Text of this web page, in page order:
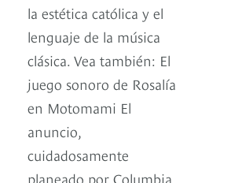
la estética católica y el
lenguaje de la música
clásica. Vea también: El
juego sonoro de Rosalía
en Motomami El
anuncio,
cuidadosamente
planeado por Columbia